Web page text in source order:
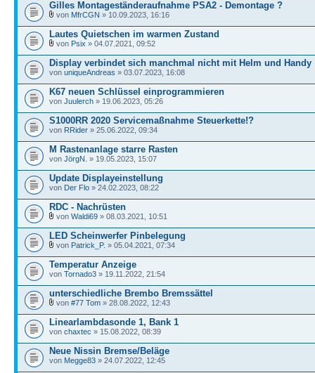
Gilles Montageständeraufnahme PSA2 - Demontage ?
von MfrCGN » 10.09.2023, 16:16
Lautes Quietschen im warmen Zustand
von Psix » 04.07.2021, 09:52
Display verbindet sich manchmal nicht mit Helm und Handy
von uniqueAndreas » 03.07.2023, 16:08
K67 neuen Schlüssel einprogrammieren
von Juulerch » 19.06.2023, 05:26
S1000RR 2020 Servicemaßnahme Steuerkette!?
von RRider » 25.06.2022, 09:34
M Rastenanlage starre Rasten
von JörgN. » 19.05.2023, 15:07
Update Displayeinstellung
von Der Flo » 24.02.2023, 08:22
RDC - Nachrüsten
von Waldi69 » 08.03.2021, 10:51
LED Scheinwerfer Pinbelegung
von Patrick_P. » 05.04.2021, 07:34
Temperatur Anzeige
von Tornado3 » 19.11.2022, 21:54
unterschiedliche Brembo Bremssättel
von #77 Tom » 28.08.2022, 12:43
Linearlambdasonde 1, Bank 1
von chaxtec » 15.08.2022, 08:39
Neue Nissin Bremse/Beläge
von Megge83 » 24.07.2022, 12:45